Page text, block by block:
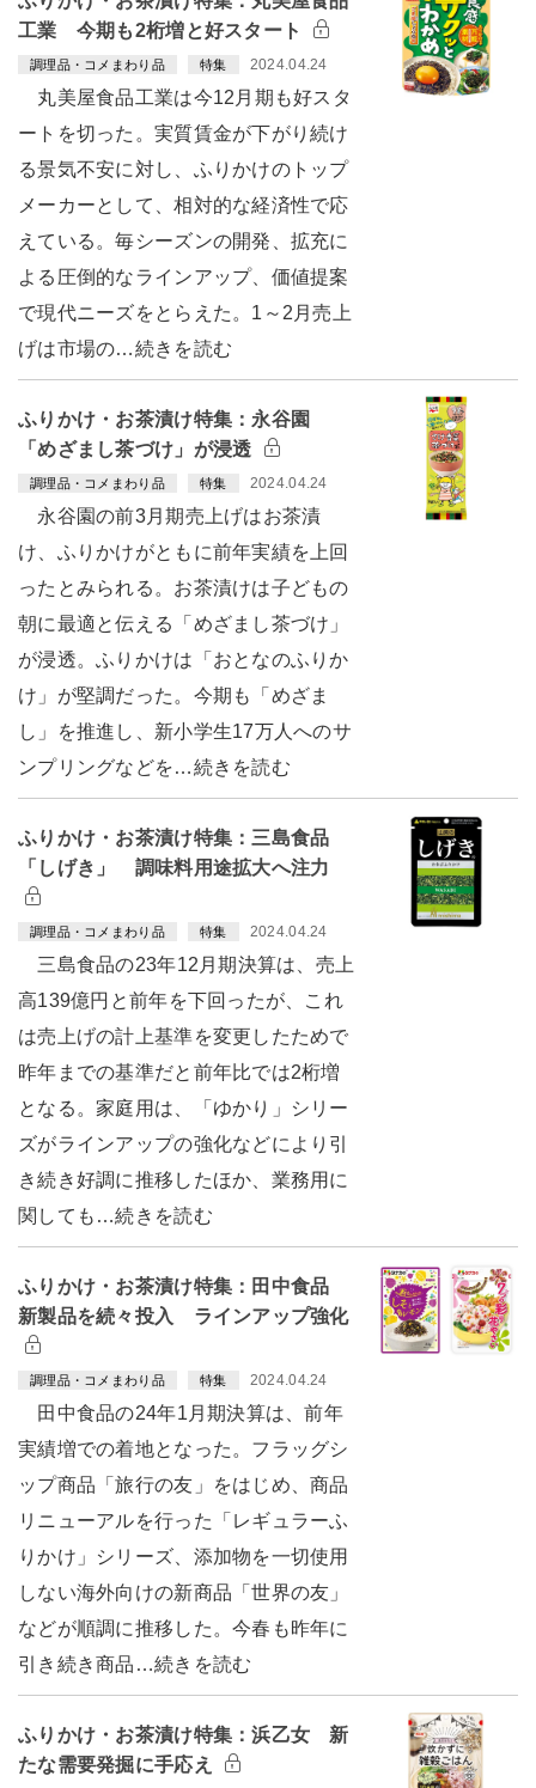
工業 今期も2桁増と好スタート
調理品・コメまわり品 特集 2024.04.24
丸美屋食品工業は今12月期も好スタ
ートを切った。実質賃金が下がり続け
る景気不安に対し、ふりかけのトップ
メーカーとして、相対的な経済性で応
えている。毎シーズンの開発、拡充に
よる圧倒的なラインアップ、価値提案
で現代ニーズをとらえた。1～2月売上
げは市場の…続きを読む
ふりかけ・お茶漬け特集：永谷園
「めざまし茶づけ」が浸透
調理品・コメまわり品 特集 2024.04.24
永谷園の前3月期売上げはお茶漬
け、ふりかけがともに前年実績を上回
ったとみられる。お茶漬けは子どもの
朝に最適と伝える「めざまし茶づけ」
が浸透。ふりかけは「おとなのふりか
け」が堅調だった。今期も「めざま
し」を推進し、新小学生17万人へのサ
ンプリングなどを…続きを読む
ふりかけ・お茶漬け特集：三島食品
「しげき」 調味料用途拡大へ注力
調理品・コメまわり品 特集 2024.04.24
三島食品の23年12月期決算は、売上
高139億円と前年を下回ったが、これ
は売上げの計上基準を変更したためで
昨年までの基準だと前年比では2桁増
となる。家庭用は、「ゆかり」シリー
ズがラインアップの強化などにより引
き続き好調に推移したほか、業務用に
関しても…続きを読む
ふりかけ・お茶漬け特集：田中食品
新製品を続々投入 ラインアップ強化
調理品・コメまわり品 特集 2024.04.24
田中食品の24年1月期決算は、前年
実績増での着地となった。フラッグシ
ップ商品「旅行の友」をはじめ、商品
リニューアルを行った「レギュラーふ
りかけ」シリーズ、添加物を一切使用
しない海外向けの新商品「世界の友」
などが順調に推移した。今春も昨年に
引き続き商品…続きを読む
ふりかけ・お茶漬け特集：浜乙女 新
たな需要発掘に手応え